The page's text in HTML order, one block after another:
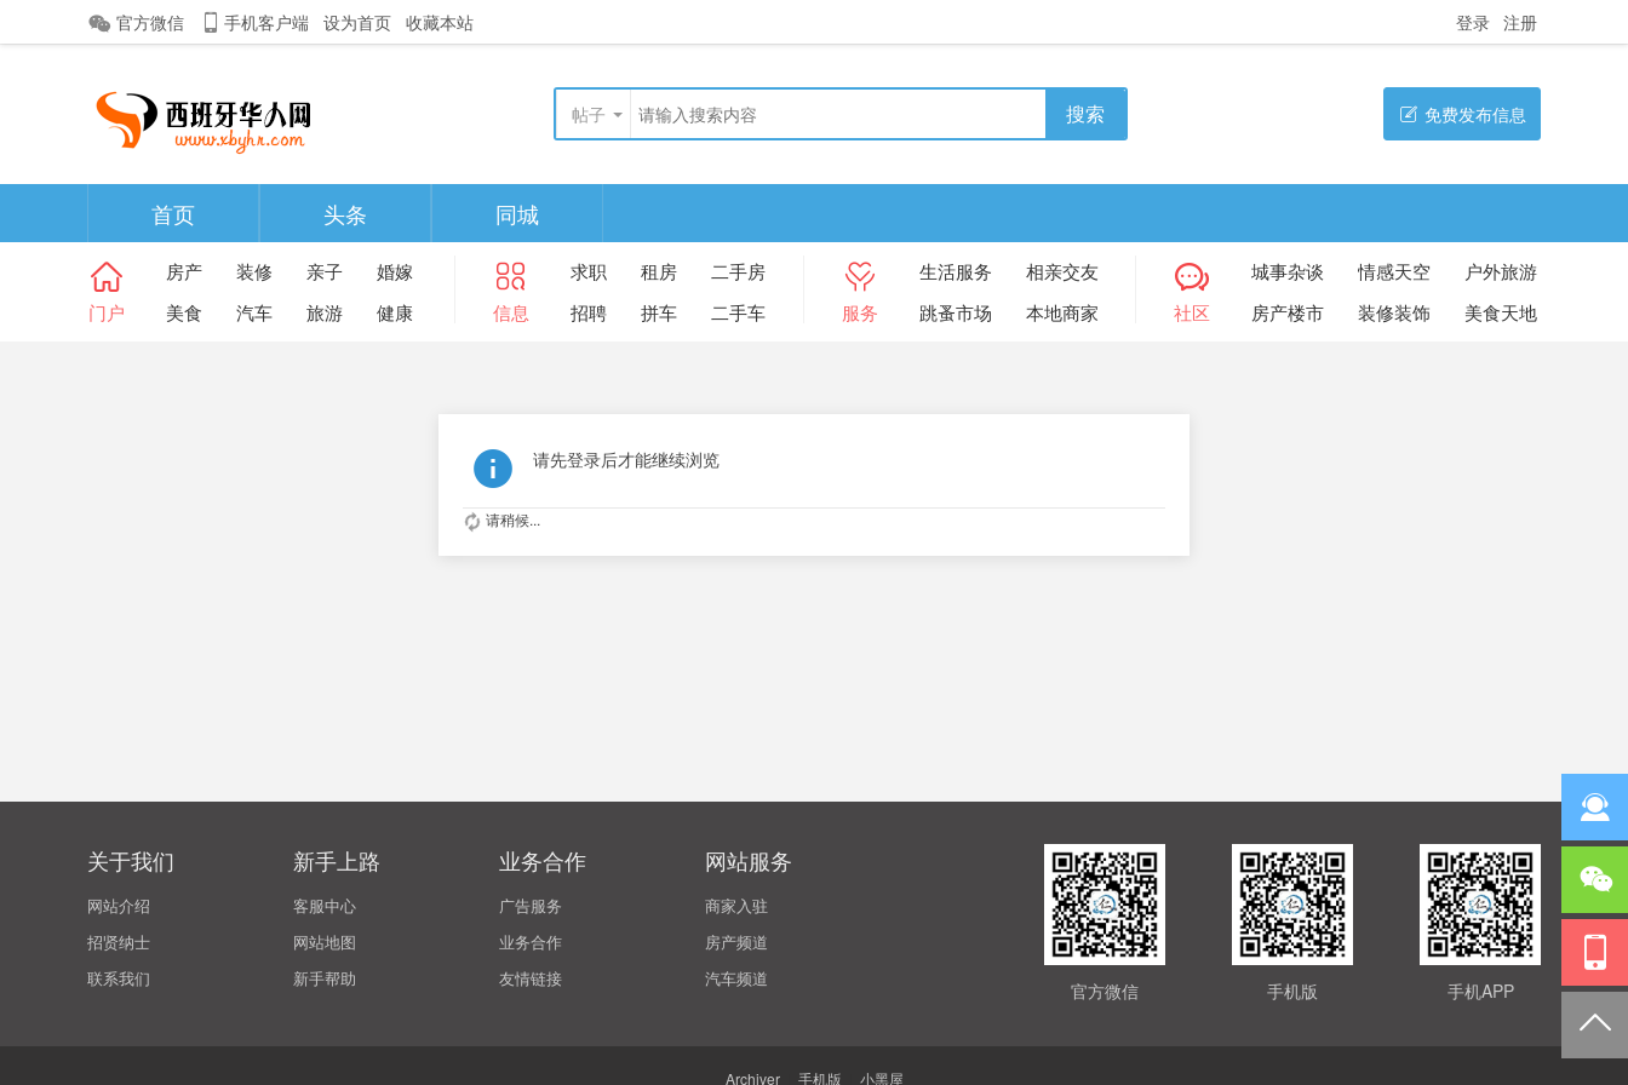
官方微信 手机客户端 设为首页 收藏本站 登录 注册
帖子 搜索 免费发布信息
首页 头条 同城
门户
房产 装修 亲子
婚嫁
美食
汽车 旅游 健康 信息
求职 租房
二手房
招聘
拼车 二手车 服务
生活服务
相亲交友
跳蚤市场
本地商家 社区
城事杂谈 情感天空
户外旅游
房产楼市
装修装饰 美食天地
请先登录后才能继续浏览
请稍候...
关于我们
网站介绍
招贤纳士
联系我们
新手上路
客服中心
网站地图
新手帮助
业务合作
广告服务
业务合作
友情链接
网站服务
商家入驻
房产频道
汽车频道
手机APP
手机版
官方微信
Archiver 手机版 小黑屋